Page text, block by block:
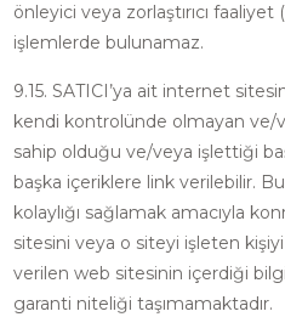
önleyici veya zorlaştırıcı faaliyet
işlemlerde bulunamaz.
9.15. SATICI’ya ait internet
kendi kontrolünde olmayan ve/
sahip olduğu ve/veya işlettiği
başka içeriklere link verilebilir.
kolaylığı sağlamak amacıyla
sitesini veya o siteyi işleten
verilen web sitesinin içerdiği
garanti niteliği taşımamaktadır.